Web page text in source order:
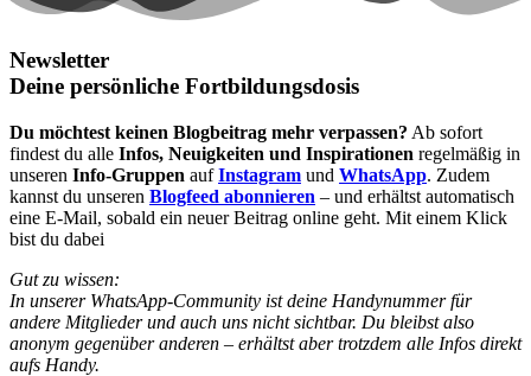
Newsletter
Deine persönliche Fortbildungsdosis
Du möchtest keinen Blogbeitrag mehr verpassen? Ab sofort
findest du alle Infos, Neuigkeiten und Inspirationen regelmäßig in
unseren Info-Gruppen aufInstagram und WhatsApp. Zudem
kannst du unseren Blogfeed abonnieren – und erhältst automatisch
eine E-Mail, sobald ein neuer Beitrag online geht. Mit einem Klick
bist du dabei
Gut zu wissen:
In unserer WhatsApp-Community ist deine Handynummer für
andere Mitglieder und auch uns nicht sichtbar. Du bleibst also
anonym gegenüber anderen – erhältst aber trotzdem alle Infos direkt
aufs Handy.